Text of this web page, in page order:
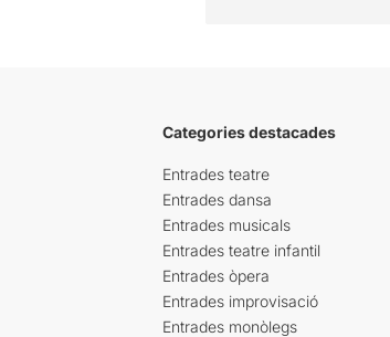
Categories destacades
Entrades teatre
Entrades dansa
Entrades musicals
Entrades teatre infantil
Entrades òpera
Entrades improvisació
Entrades monòlegs